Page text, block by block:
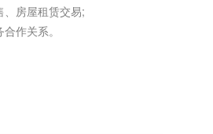
房屋租赁交易;
作关系。